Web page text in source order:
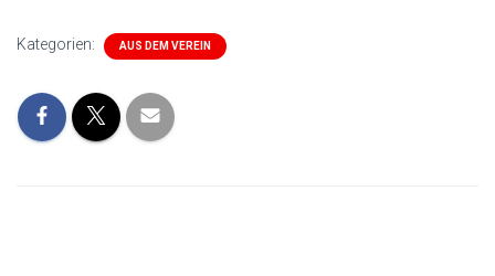
Kategorien: AUS DEM VEREIN